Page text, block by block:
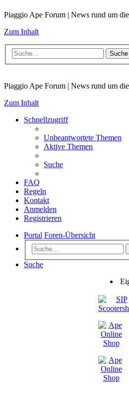
Piaggio Ape Forum | News rund um
Zum Inhalt
Suche
Piaggio Ape Forum | News rund um
Zum Inhalt
Schnellzugriff
Unbeantwortete Themen
Aktive Themen
Suche
FAQ
Regeln
Kontakt
Anmelden
Registrieren
Portal Foren-Übersicht
Suche